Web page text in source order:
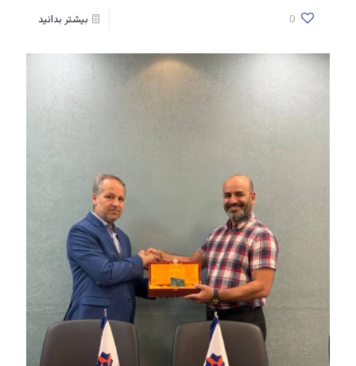
0 بیشتر بدانید